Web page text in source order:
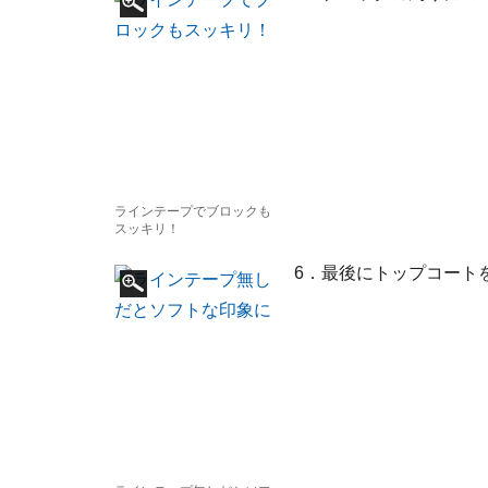
ラインテープでブロックも
スッキリ！
6．最後にトップコート